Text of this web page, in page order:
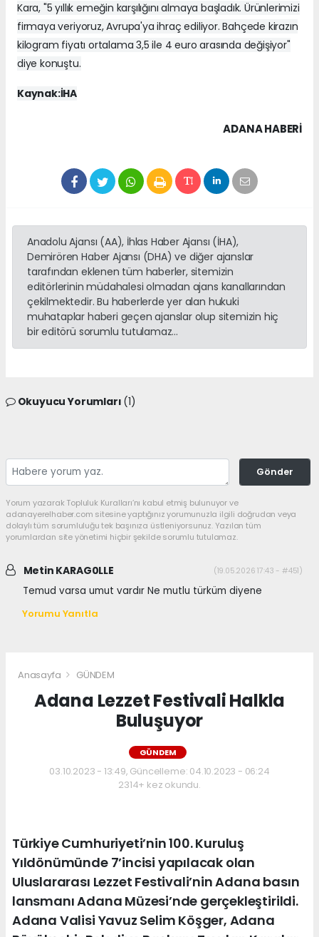
Kara, "5 yıllık emeğin karşılığını almaya başladık. Ürünlerimizi
firmaya veriyoruz, Avrupa'ya ihraç ediliyor. Bahçede kirazın
kilogram fiyatı ortalama 3,5 ile 4 euro arasında değişiyor"
diye konuştu.
Kaynak:İHA
ADANA HABERİ
Anadolu Ajansı (AA), İhlas Haber Ajansı (İHA),
Demirören Haber Ajansı (DHA) ve diğer ajanslar
tarafından eklenen tüm haberler, sitemizin
editörlerinin müdahalesi olmadan ajans kanallarından
çekilmektedir. Bu haberlerde yer alan hukuki
muhataplar haberi geçen ajanslar olup sitemizin hiç
bir editörü sorumlu tutulamaz...
Okuyucu Yorumları (1)
Gönder
Yorum yazarak Topluluk Kuralları’nı kabul etmiş bulunuyor ve
adanayerelhaber.com sitesine yaptığınız yorumunuzla ilgili doğrudan veya
dolaylı tüm sorumluluğu tek başınıza üstleniyorsunuz. Yazılan tüm
yorumlardan site yönetimi hiçbir şekilde sorumlu tutulamaz.
Metin KARAG0LLE (19.05.2026 17:43 - #451)
Temud varsa umut vardır Ne mutlu türküm diyene
Yorumu Yanıtla
Anasayfa GÜNDEM
Adana Lezzet Festivali Halkla
Buluşuyor
GÜNDEM
03.10.2023 - 13:49, Güncelleme: 04.10.2023 - 06:24
2314+ kez okundu.
Türkiye Cumhuriyeti’nin 100. Kuruluş
Yıldönümünde 7’incisi yapılacak olan
Uluslararası Lezzet Festivali’nin Adana basın
lansmanı Adana Müzesi’nde gerçekleştirildi.
Adana Valisi Yavuz Selim Köşger, Adana